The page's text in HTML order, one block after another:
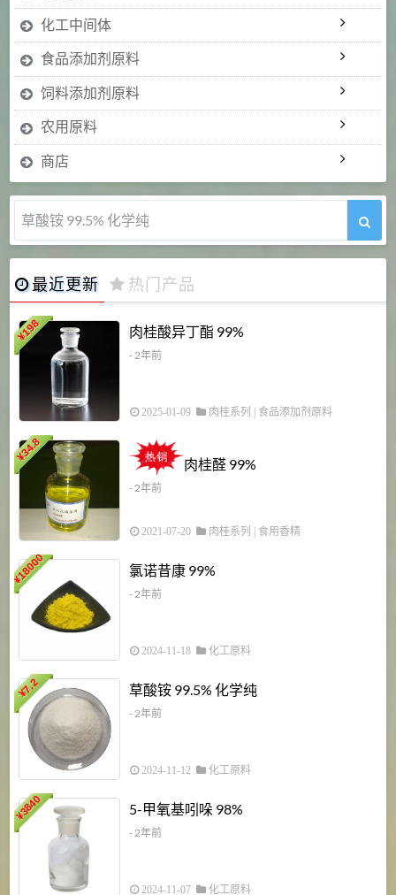
化工中间体
食品添加剂原料
饲料添加剂原料
农用原料
商店
草酸铵 99.5% 化学纯
最近更新 热门产品
¥
198 肉桂酸异丁酯 99%
- 2年前
2025-01-09 肉桂系列 食品添加剂原料
¥
34.8
肉桂醛 99%
- 2年前
2021-07-20 肉桂系列 食用香精
¥
18000 氯诺昔康 99%
- 2年前
2024-11-18 化工原料
¥
7.2 草酸铵 99.5% 化学纯
- 2年前
2024-11-12 化工原料
¥
3840 5-甲氧基吲哚 98%
- 2年前
2024-11-07 化工原料